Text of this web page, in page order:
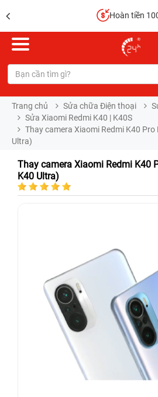
Hoàn tiền
Trang chủ Sửa chữa Điện thoại
Sửa Xiaomi Redmi K40 | K40S
Thay camera Xiaomi Redmi K40 Pro
Ultra)
Thay camera Xiaomi Redmi K40
K40 Ultra)